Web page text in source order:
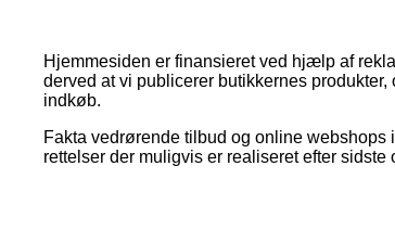
Hjemmesiden er finansieret ved hjælp af
derved at vi publicerer butikkernes
indkøb.
Fakta vedrørende tilbud og online
rettelser der muligvis er realiseret efter